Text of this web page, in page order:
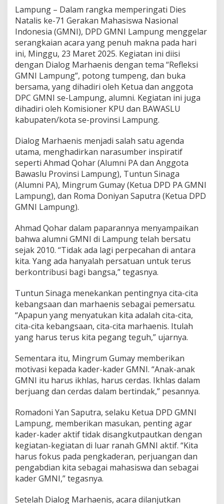
k
e
-
7
1
d
e
n
g
a
n
D
i
l
o
g
M
a
r
h
a
e
i
s
,
o
t
n
g
u
m
p
n
,
d
a
B
k
a
B
e
r
s
a
a
Lampung – Dalam rangka memperingati Dies
Natalis ke-71 Gerakan Mahasiswa Nasional
Indonesia (GMNI), DPD GMNI Lampung menggelar
serangkaian acara yang penuh makna pada hari
ini, Minggu, 23 Maret 2025. Kegiatan ini diisi
dengan Dialog Marhaenis dengan tema “Refleksi
GMNI Lampung”, potong tumpeng, dan buka
bersama, yang dihadiri oleh Ketua dan anggota
DPC GMNI se-Lampung, alumni. Kegiatan ini juga
dihadiri oleh Komisioner KPU dan BAWASLU
kabupaten/kota se-provinsi Lampung.
Dialog Marhaenis menjadi salah satu agenda
utama, menghadirkan narasumber inspiratif
seperti Ahmad Qohar (Alumni PA dan Anggota
Bawaslu Provinsi Lampung), Tuntun Sinaga
(Alumni PA), Mingrum Gumay (Ketua DPD PA GMNI
Lampung), dan Roma Doniyan Saputra (Ketua DPD
GMNI Lampung).
Ahmad Qohar dalam paparannya menyampaikan
bahwa alumni GMNI di Lampung telah bersatu
sejak 2010. “Tidak ada lagi perpecahan di antara
kita. Yang ada hanyalah persatuan untuk terus
berkontribusi bagi bangsa,” tegasnya.
Tuntun Sinaga menekankan pentingnya cita-cita
kebangsaan dan marhaenis sebagai pemersatu.
“Apapun yang menyatukan kita adalah cita-cita,
cita-cita kebangsaan, cita-cita marhaenis. Itulah
yang harus terus kita pegang teguh,” ujarnya.
Sementara itu, Mingrum Gumay memberikan
motivasi kepada kader-kader GMNI. “Anak-anak
GMNI itu harus ikhlas, harus cerdas. Ikhlas dalam
berjuang dan cerdas dalam bertindak,” pesannya.
Romadoni Yan Saputra, selaku Ketua DPD GMNI
Lampung, memberikan masukan, penting agar
kader-kader aktif tidak disangkutpautkan dengan
kegiatan-kegiatan di luar ranah GMNI aktif. “Kita
harus fokus pada pengkaderan, perjuangan dan
pengabdian kita sebagai mahasiswa dan sebagai
kader GMNI,” tegasnya.
Setelah Dialog Marhaenis, acara dilanjutkan